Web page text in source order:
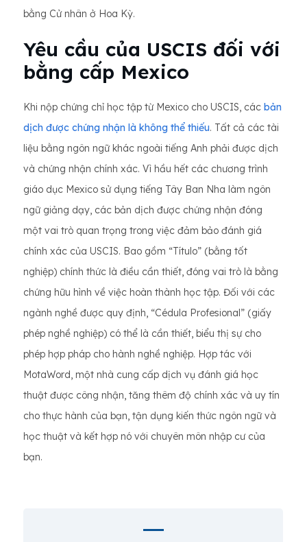
bằng Cử nhân ở Hoa Kỳ.
Yêu cầu của USCIS đối với
bằng cấp Mexico
Khi nộp chứng chỉ học tập từ Mexico cho USCIS, các bản
dịch được chứng nhận là không thể thiếu. Tất cả các tài
liệu bằng ngôn ngữ khác ngoài tiếng Anh phải được dịch
và chứng nhận chính xác. Vì hầu hết các chương trình
giáo dục Mexico sử dụng tiếng Tây Ban Nha làm ngôn
ngữ giảng dạy, các bản dịch được chứng nhận đóng
một vai trò quan trọng trong việc đảm bảo đánh giá
chính xác của USCIS. Bao gồm “Título” (bằng tốt
nghiệp) chính thức là điều cần thiết, đóng vai trò là bằng
chứng hữu hình về việc hoàn thành học tập. Đối với các
ngành nghề được quy định, “Cédula Profesional” (giấy
phép nghề nghiệp) có thể là cần thiết, biểu thị sự cho
phép hợp pháp cho hành nghề nghiệp. Hợp tác với
MotaWord, một nhà cung cấp dịch vụ đánh giá học
thuật được công nhận, tăng thêm độ chính xác và uy tín
cho thực hành của bạn, tận dụng kiến thức ngôn ngữ và
học thuật và kết hợp nó với chuyên môn nhập cư của
bạn.